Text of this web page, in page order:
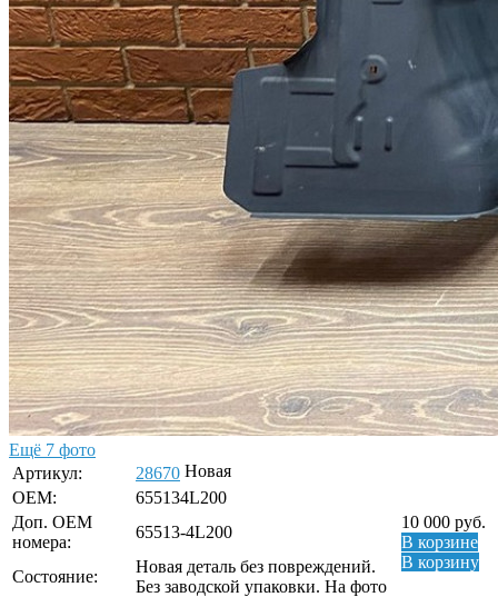
Ещё 7 фото
Артикул:
28670 Новая
10 000 руб.
В корзине
В корзину
OEM:
655134L200
Доп. ОЕМ
номера:
65513-4L200
Состояние:
Новая деталь без повреждений.
Без заводской упаковки. На фото